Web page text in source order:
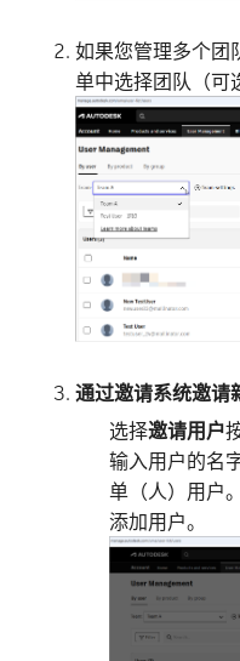
如果您管理多个团
单中选择团队（可
通过邀请系统邀请
选择邀请用户
输入用户的名
单（人）用户
添加用户。